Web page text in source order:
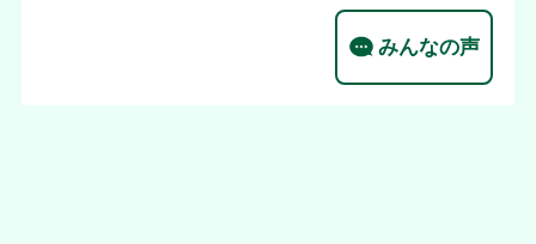
みんなの声